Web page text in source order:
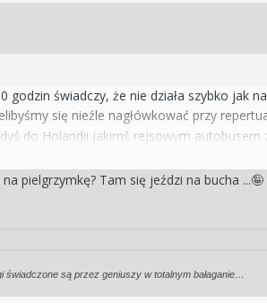
godzin świadczy, że nie działa szybko jak
się nieźle nagłówkować przy
do Holandii jakimś rejsowym
tydzień wszędzie słyszała RADIO MARYJA
pielgrzymkę? Tam się jeździ na bucha ...🤪
świadczone są przez geniuszy w totalnym bałaganie…